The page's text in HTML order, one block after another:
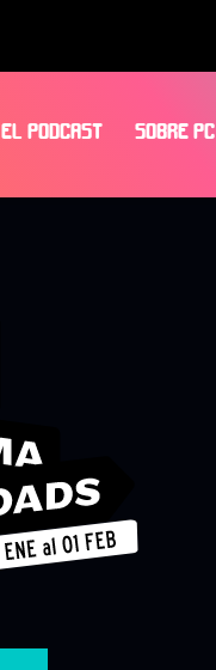
EL PODCAST SOBRE PC